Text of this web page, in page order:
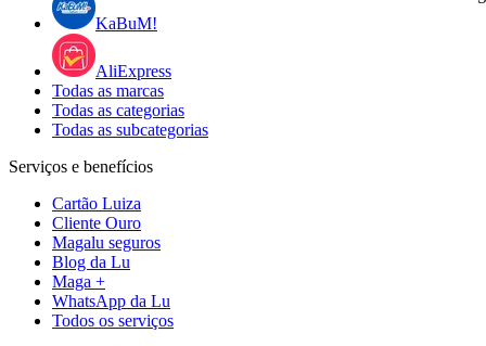
KaBuM!
AliExpress
Todas as marcas
Todas as categorias
Todas as subcategorias
Serviços e benefícios
Cartão Luiza
Cliente Ouro
Magalu seguros
Blog da Lu
Maga +
WhatsApp da Lu
Todos os serviços